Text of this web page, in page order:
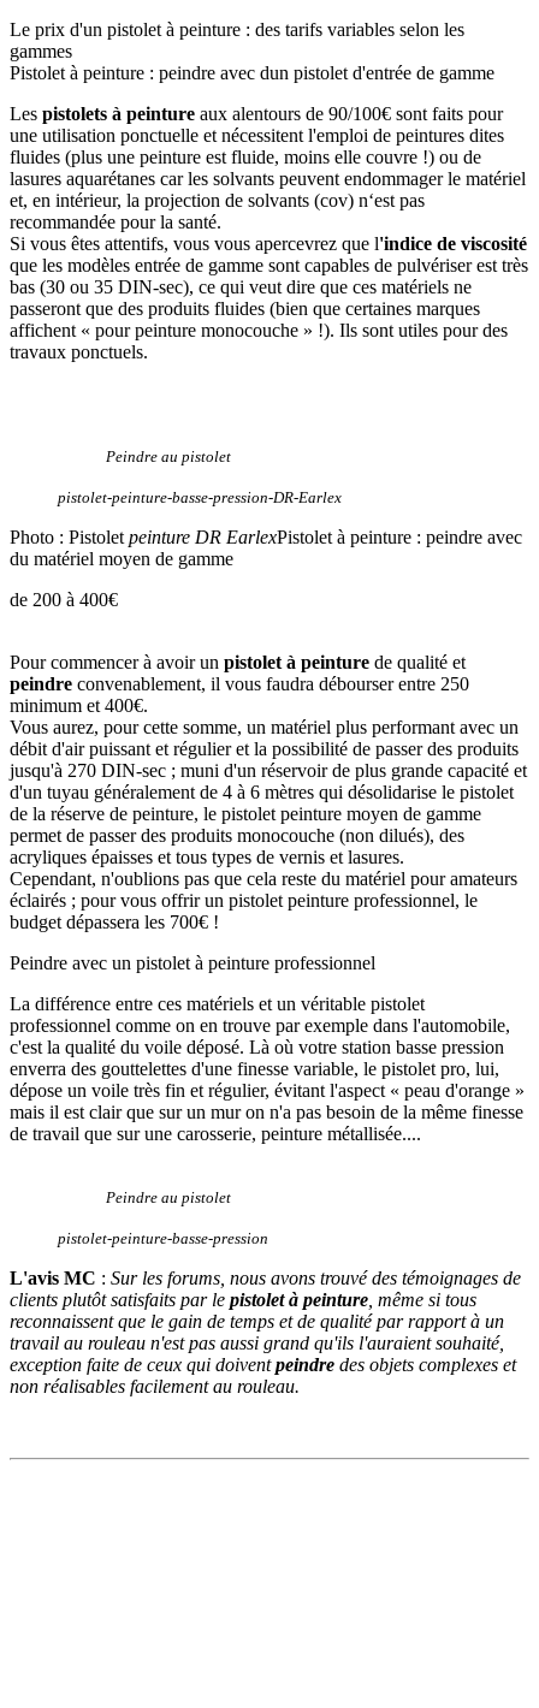
Le prix d'un pistolet à peinture : des tarifs variables selon les
gammes
Pistolet à peinture : peindre avec dun pistolet d'entrée de gamme
Les pistolets à peinture aux alentours de 90/100€ sont faits pour
une utilisation ponctuelle et nécessitent l'emploi de peintures dites
fluides (plus une peinture est fluide, moins elle couvre !) ou de
lasures aquarétanes car les solvants peuvent endommager le matériel
et, en intérieur, la projection de solvants (cov) n‘est pas
recommandée pour la santé.
Si vous êtes attentifs, vous vous apercevrez que l'indice de viscosité
que les modèles entrée de gamme sont capables de pulvériser est très
bas (30 ou 35 DIN-sec), ce qui veut dire que ces matériels ne
passeront que des produits fluides (bien que certaines marques
affichent « pour peinture monocouche » !). Ils sont utiles pour des
travaux ponctuels.
Peindre au pistolet
pistolet-peinture-basse-pression-DR-Earlex
Photo : Pistolet peinture DR EarlexPistolet à peinture : peindre avec
du matériel moyen de gamme
de 200 à 400€
Pour commencer à avoir un pistolet à peinture de qualité et
peindre convenablement, il vous faudra débourser entre 250
minimum et 400€.
Vous aurez, pour cette somme, un matériel plus performant avec un
débit d'air puissant et régulier et la possibilité de passer des produits
jusqu'à 270 DIN-sec ; muni d'un réservoir de plus grande capacité et
d'un tuyau généralement de 4 à 6 mètres qui désolidarise le pistolet
de la réserve de peinture, le pistolet peinture moyen de gamme
permet de passer des produits monocouche (non dilués), des
acryliques épaisses et tous types de vernis et lasures.
Cependant, n'oublions pas que cela reste du matériel pour amateurs
éclairés ; pour vous offrir un pistolet peinture professionnel, le
budget dépassera les 700€ !
Peindre avec un pistolet à peinture professionnel
La différence entre ces matériels et un véritable pistolet
professionnel comme on en trouve par exemple dans l'automobile,
c'est la qualité du voile déposé. Là où votre station basse pression
enverra des gouttelettes d'une finesse variable, le pistolet pro, lui,
dépose un voile très fin et régulier, évitant l'aspect « peau d'orange »
mais il est clair que sur un mur on n'a pas besoin de la même finesse
de travail que sur une carosserie, peinture métallisée....
Peindre au pistolet
pistolet-peinture-basse-pression
L'avis MC : Sur les forums, nous avons trouvé des témoignages de
clients plutôt satisfaits par le pistolet à peinture , même si tous
reconnaissent que le gain de temps et de qualité par rapport à un
travail au rouleau n'est pas aussi grand qu'ils l'auraient souhaité,
exception faite de ceux qui doiventpeindre des objets complexes et
non réalisables facilement au rouleau.